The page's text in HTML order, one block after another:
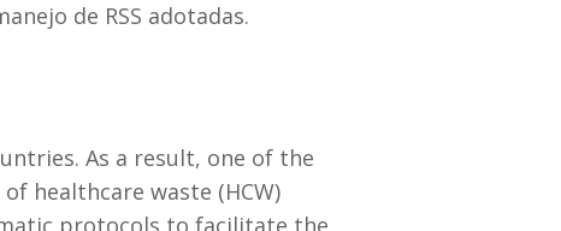
de RSS adotadas.
As a result, one of the
healthcare waste (HCW)